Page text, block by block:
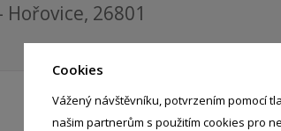
Cookies
Vážený návštěvníku, potvrzením pomocí
našim partnerům s použitím cookies pro
26801